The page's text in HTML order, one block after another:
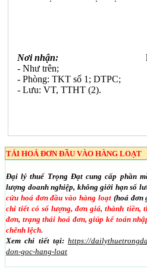
Nơi nhận:
- Như trên;
- Phòng: TKT số 1; DTPC;
- Lưu: VT, TTHT (2).
TẢI HOÁ ĐƠN ĐẦU VÀO HÀNG LOẠT
Đại lý thuế Trọng Đạt cung cấp phần
lượng doanh nghiệp, không giới hạn số
cứu hoá đơn đầu vào hàng loạt(hoá đơn
chi tiết có số lượng, đơn giá, thành tiền,
đơn, trạng thái hoá đơn, giúp kế toán
chênh lệch.
Xem chi tiết tại: https://
don-goc-hang-loat